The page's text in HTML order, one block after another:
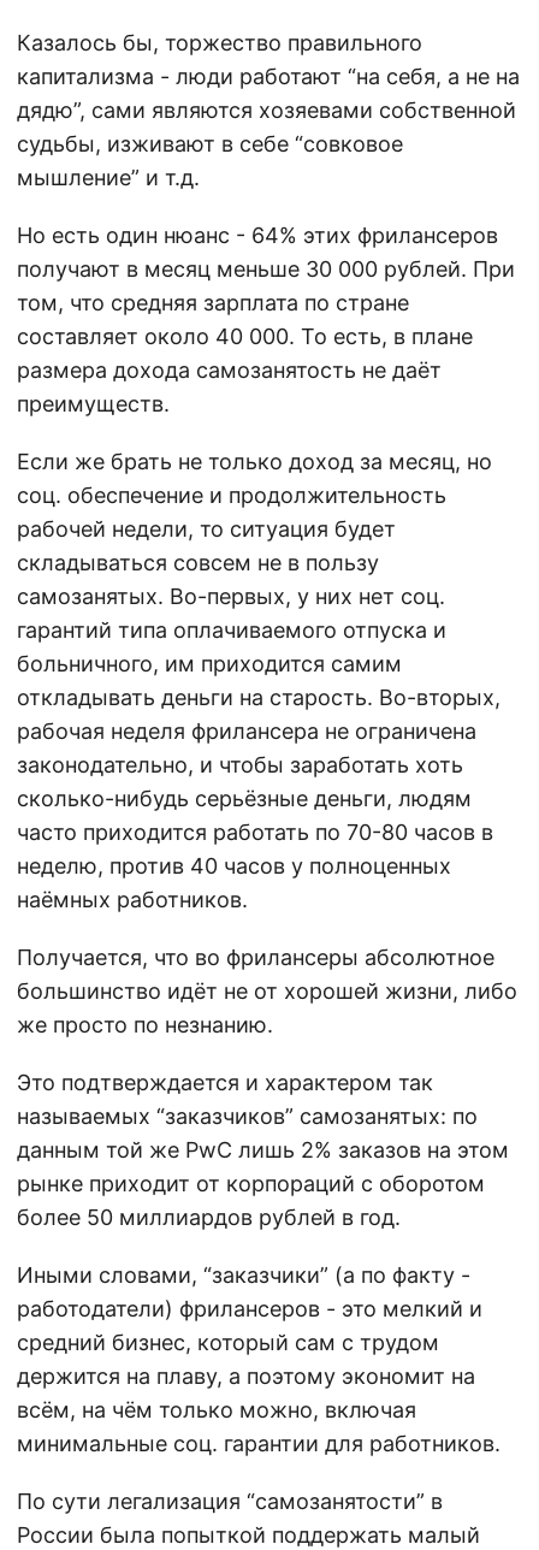
Казалось бы, торжество правильного
капитализма - люди работают “на себя, а не на
дядю”, сами являются хозяевами собственной
судьбы, изживают в себе “совковое
мышление” и т.д.
Но есть один нюанс - 64% этих фрилансеров
получают в месяц меньше 30 000 рублей. При
том, что средняя зарплата по стране
составляет около 40 000. То есть, в плане
размера дохода самозанятость не даёт
преимуществ.
Если же брать не только доход за месяц, но
соц. обеспечение и продолжительность
рабочей недели, то ситуация будет
складываться совсем не в пользу
самозанятых. Во-первых, у них нет соц.
гарантий типа оплачиваемого отпуска и
больничного, им приходится самим
откладывать деньги на старость. Во-вторых,
рабочая неделя фрилансера не ограничена
законодательно, и чтобы заработать хоть
сколько-нибудь серьёзные деньги, людям
часто приходится работать по 70-80 часов в
неделю, против 40 часов у полноценных
наёмных работников.
Получается, что во фрилансеры абсолютное
большинство идёт не от хорошей жизни, либо
же просто по незнанию.
Это подтверждается и характером так
называемых “заказчиков” самозанятых: по
данным той же PwC лишь 2% заказов на этом
рынке приходит от корпораций с оборотом
более 50 миллиардов рублей в год.
Иными словами, “заказчики” (а по факту -
работодатели) фрилансеров - это мелкий и
средний бизнес, который сам с трудом
держится на плаву, а поэтому экономит на
всём, на чём только можно, включая
минимальные соц. гарантии для работников.
По сути легализация “самозанятости” в
России была попыткой поддержать малый